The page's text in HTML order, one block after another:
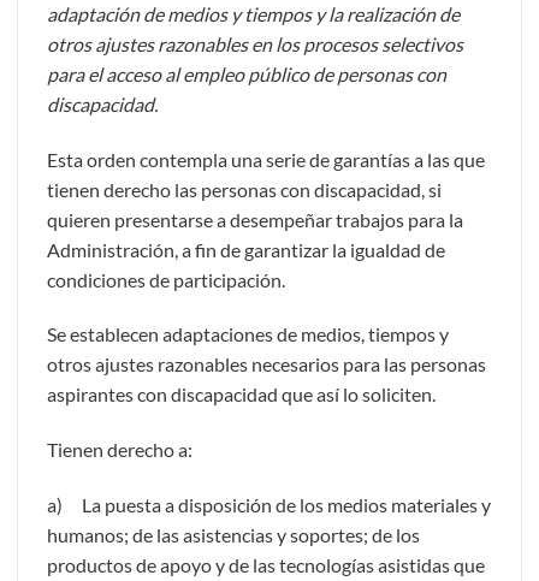
adaptación de medios y tiempos y la realización de
otros ajustes razonables en los procesos selectivos
para el acceso al empleo público de personas con
discapacidad.
Esta orden contempla una serie de garantías a las que
tienen derecho las personas con discapacidad, si
quieren presentarse a desempeñar trabajos para la
Administración, a fin de garantizar la igualdad de
condiciones de participación.
Se establecen adaptaciones de medios, tiempos y
otros ajustes razonables necesarios para las personas
aspirantes con discapacidad que así lo soliciten.
Tienen derecho a:
a) La puesta a disposición de los medios materiales y
humanos; de las asistencias y soportes; de los
productos de apoyo y de las tecnologías asistidas que